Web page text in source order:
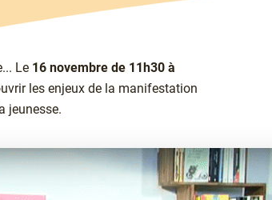
Le 16 novembre de 11h30 à
les enjeux de la manifestation
jeunesse.